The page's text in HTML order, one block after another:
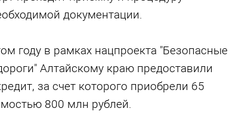
документации.
году в рамках нацпроекта "Безопасные
Алтайскому краю предоставили
за счет которого приобрели 65
800 млн рублей.